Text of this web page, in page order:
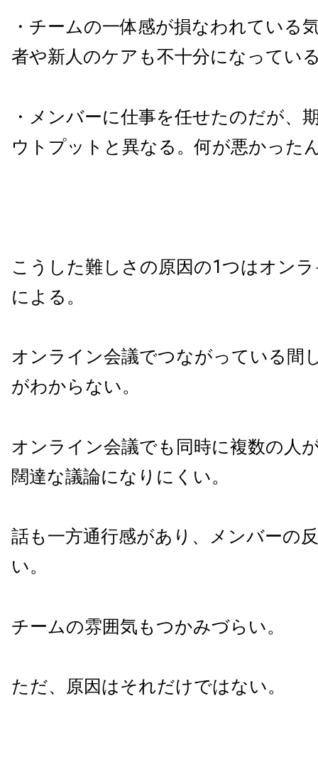
・チームの一体感が損なわれている
者や新人のケアも不十分になってい
・メンバーに仕事を任せたのだが、
ウトプットと異なる。何が悪かった
こうした難しさの原因の1つはオン
による。
オンライン会議でつながっている間
がわからない。
オンライン会議でも同時に複数の人
闊達な議論になりにくい。
話も一方通行感があり、メンバーの
い。
チームの雰囲気もつかみづらい。
ただ、原因はそれだけではない。